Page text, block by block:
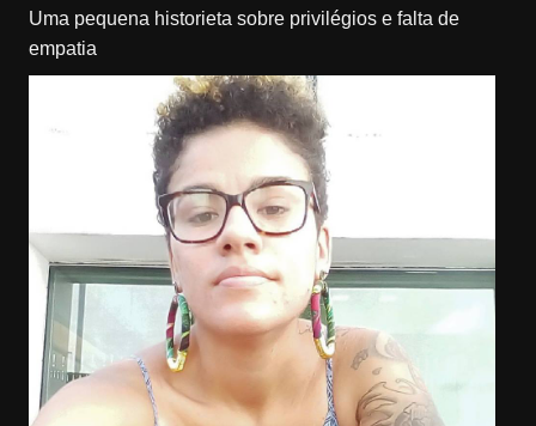
Uma pequena historieta sobre privilégios e falta de
empatia